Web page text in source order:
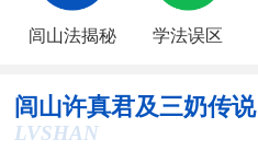
闾山法揭秘 学法误区
闾山许真君及三奶传说
LVSHAN